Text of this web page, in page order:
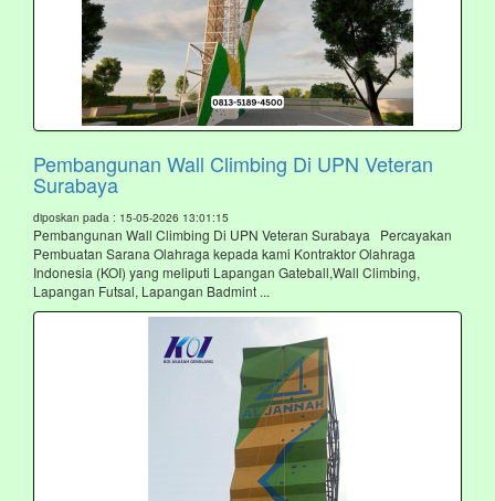
Pembangunan Wall Climbing Di UPN Veteran
Surabaya
diposkan pada : 15-05-2026 13:01:15
Pembangunan Wall Climbing Di UPN Veteran Surabaya Percayakan
Pembuatan Sarana Olahraga kepada kami Kontraktor Olahraga
Indonesia (KOI) yang meliputi Lapangan Gateball,Wall Climbing,
Lapangan Futsal, Lapangan Badmint ...